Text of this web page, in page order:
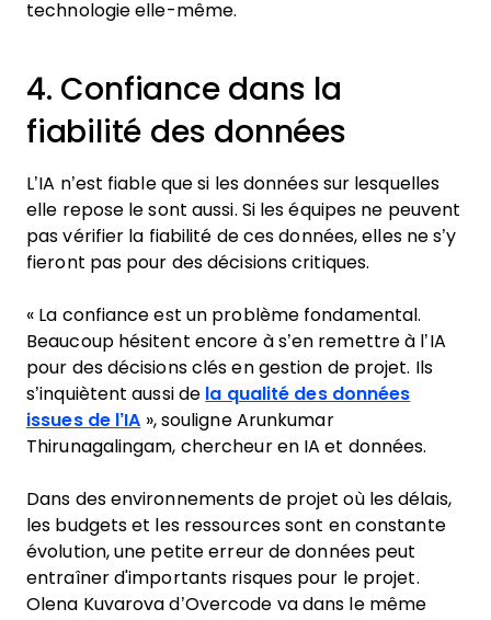
technologie elle-même.
4. Confiance dans la
fiabilité des données
L’IA n’est fiable que si les données sur lesquelles
elle repose le sont aussi. Si les équipes ne peuvent
pas vérifier la fiabilité de ces données, elles ne s’y
fieront pas pour des décisions critiques.
« La confiance est un problème fondamental.
Beaucoup hésitent encore à s’en remettre à l’IA
pour des décisions clés en gestion de projet. Ils
s’inquiètent aussi de la qualité des données
issues de l’IA », souligne Arunkumar
Thirunagalingam, chercheur en IA et données.
Dans des environnements de projet où les délais,
les budgets et les ressources sont en constante
évolution, une petite erreur de données peut
entraîner d'importants risques pour le projet.
Olena Kuvarova d’Overcode va dans le même